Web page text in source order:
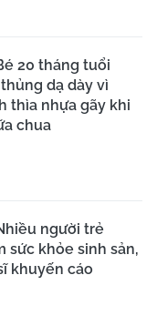
20 tháng tuổi
dạ dày vì
thìa nhựa gãy khi
chua
người trẻ
sức khỏe sinh sản,
khuyến cáo